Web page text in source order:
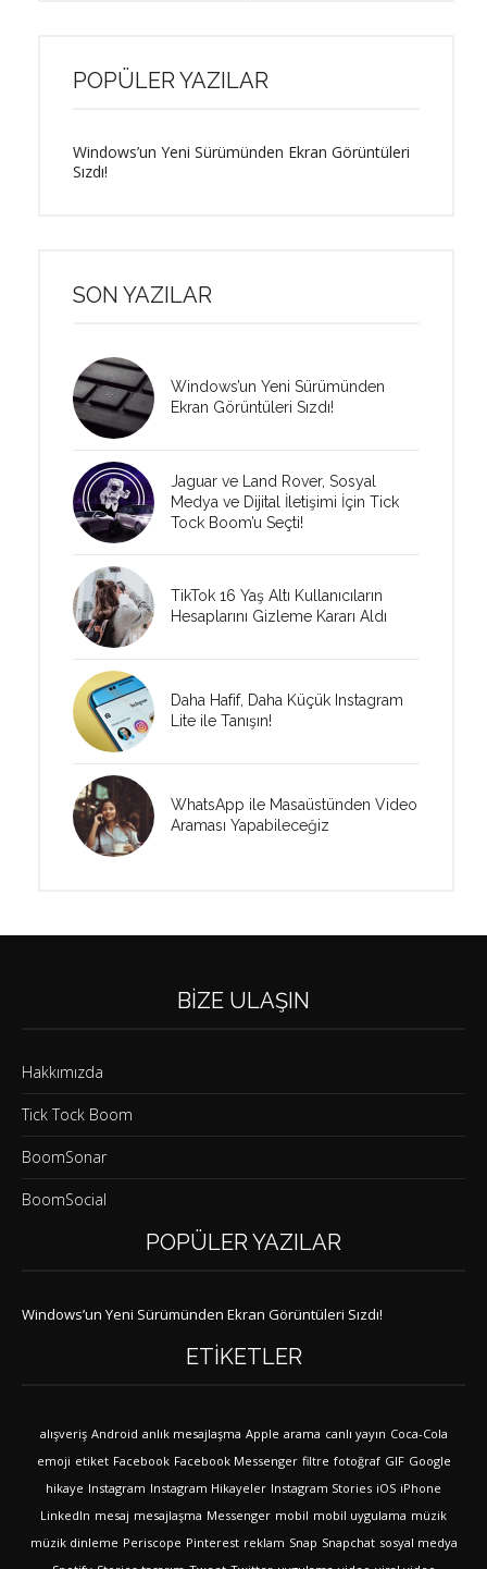
POPÜLER YAZILAR
Windows’un Yeni Sürümünden Ekran Görüntüleri
Sızdı!
SON YAZILAR
Windows’un Yeni Sürümünden
Ekran Görüntüleri Sızdı!
Jaguar ve Land Rover, Sosyal
Medya ve Dijital İletişimi İçin Tick
Tock Boom’u Seçti!
TikTok 16 Yaş Altı Kullanıcıların
Hesaplarını Gizleme Kararı Aldı
Daha Hafif, Daha Küçük Instagram
Lite ile Tanışın!
WhatsApp ile Masaüstünden Video
Araması Yapabileceğiz
BIZE ULAŞIN
Hakkımızda
Tick Tock Boom
BoomSonar
BoomSocial
POPÜLER YAZILAR
Windows’un Yeni Sürümünden Ekran Görüntüleri Sızdı!
ETIKETLER
alışveriş Android anlık mesajlaşma Apple arama canlı yayın Coca-Cola
emoji etiket Facebook Facebook Messenger filtre fotoğraf GIF Google
hikaye Instagram Instagram Hikayeler Instagram Stories iOS iPhone
LinkedIn mesaj mesajlaşma Messenger mobil mobil uygulama müzik
müzik dinleme Periscope Pinterest reklam Snap Snapchat sosyal medya